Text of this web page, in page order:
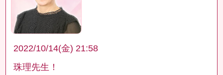
2022/10/14(金) 21:58
珠理先生！